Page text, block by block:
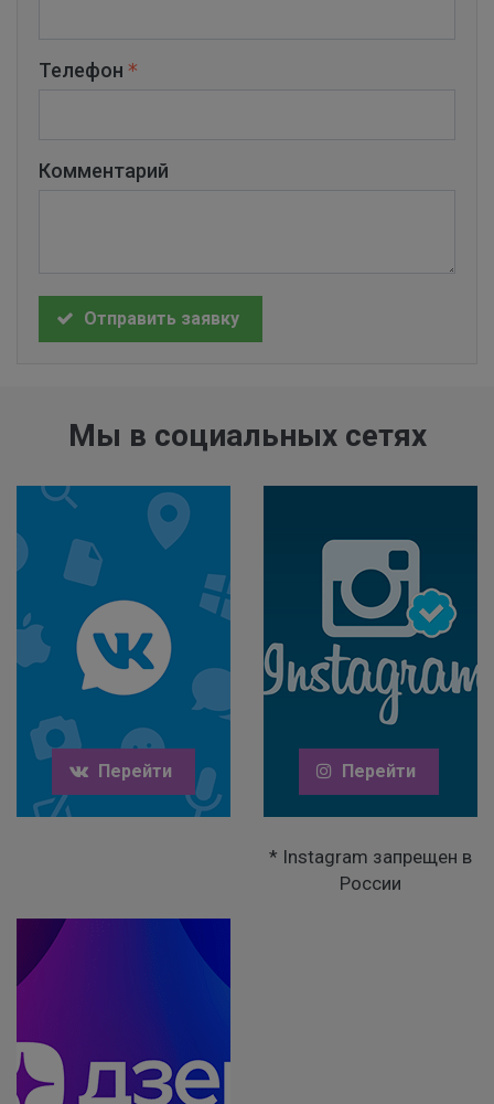
Телефон
Комментарий
Отправить заявку
Мы в социальных сетях
Перейти Перейти
* Instagram запрещен в
России